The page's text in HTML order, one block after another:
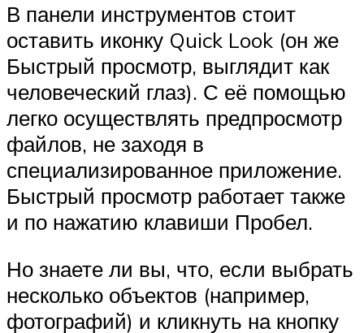
В панели инструментов стоит
оставить иконку Quick Look (он же
Быстрый просмотр, выглядит как
человеческий глаз). С её помощью
легко осуществлять предпросмотр
файлов, не заходя в
специализированное приложение.
Быстрый просмотр работает также
и по нажатию клавиши Пробел.
Но знаете ли вы, что, если выбрать
несколько объектов (например,
фотографий) и кликнуть на кнопку